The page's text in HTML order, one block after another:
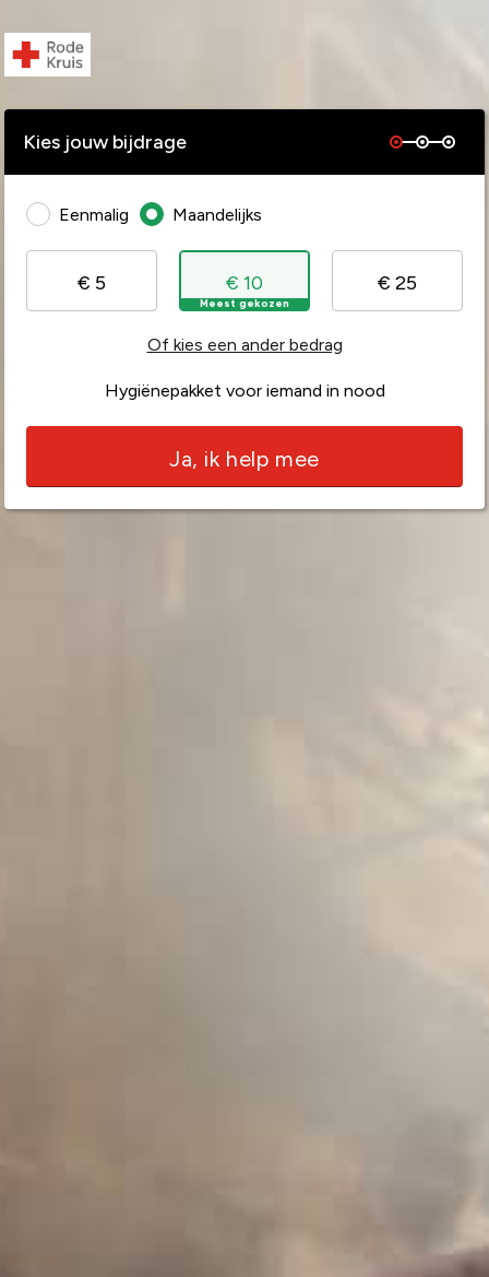
Kies jouw bijdrage
Eenmalig Maandelijks
€ 5 € 10
Meest gekozen
€ 25
Of kies een ander bedrag
Hygiënepakket voor iemand in nood
Ja, ik help mee